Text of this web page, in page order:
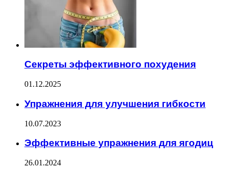
Секреты эффективного похудения
01.12.2025
Упражнения для улучшения гибкости
10.07.2023
Эффективные упражнения для ягодиц
26.01.2024